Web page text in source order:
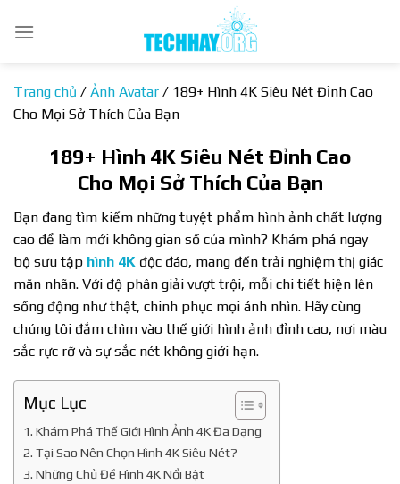
qua
Trang chủ / Ảnh Avatar / 189+ Hình 4K Siêu Nét Đỉnh Cao
Cho Mọi Sở Thích Của Bạn
189+ Hình 4K Siêu Nét Đỉnh Cao
Cho Mọi Sở Thích Của Bạn
Bạn đang tìm kiếm những tuyệt phẩm hình ảnh chất lượng
cao để làm mới không gian số của mình? Khám phá ngay
bộ sưu tập hình 4K độc đáo, mang đến trải nghiệm thị giác
mãn nhãn. Với độ phân giải vượt trội, mỗi chi tiết hiện lên
sống động như thật, chinh phục mọi ánh nhìn. Hãy cùng
chúng tôi đắm chìm vào thế giới hình ảnh đỉnh cao, nơi màu
sắc rực rỡ và sự sắc nét không giới hạn.
Mục Lục
Khám Phá Thế Giới Hình Ảnh 4K Đa Dạng
Tại Sao Nên Chọn Hình 4K Siêu Nét?
Những Chủ Đề Hình 4K Nổi Bật